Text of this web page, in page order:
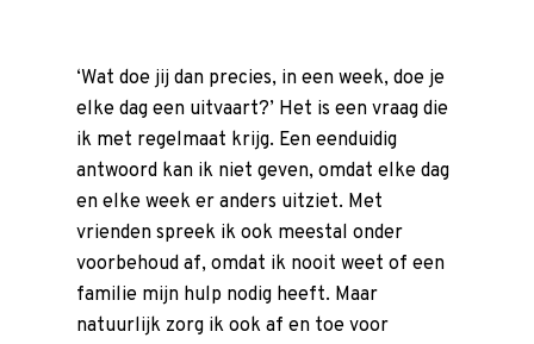
‘Wat doe jij dan precies, in een week, doe je
elke dag een uitvaart?’ Het is een vraag die
ik met regelmaat krijg. Een eenduidig
antwoord kan ik niet geven, omdat elke dag
en elke week er anders uitziet. Met
vrienden spreek ik ook meestal onder
voorbehoud af, omdat ik nooit weet of een
familie mijn hulp nodig heeft. Maar
natuurlijk zorg ik ook af en toe voor
Meer weten over:
Uitvaartkosten
Uitvaartverzekering
Uitvaartlocatie
uitvaart